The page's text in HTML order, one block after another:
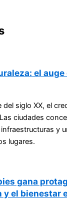
el
del siglo XX, el
ciudades
y
lugares.
gana
y el bienestar